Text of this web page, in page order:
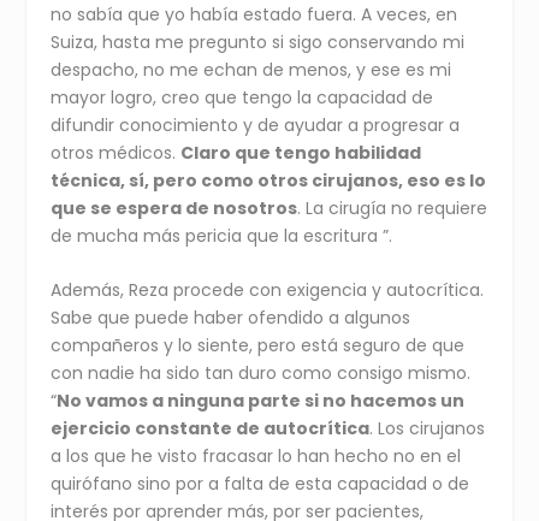
no sabía que yo había estado fuera. A veces, en
Suiza, hasta me pregunto si sigo conservando mi
despacho, no me echan de menos, y ese es mi
mayor logro, creo que tengo la capacidad de
difundir conocimiento y de ayudar a progresar a
otros médicos. Claro que tengo habilidad
técnica, sí, pero como otros cirujanos, eso es lo
que se espera de nosotros. La cirugía no requiere
de mucha más pericia que la escritura ”.
Además, Reza procede con exigencia y autocrítica.
Sabe que puede haber ofendido a algunos
compañeros y lo siente, pero está seguro de que
con nadie ha sido tan duro como consigo mismo.
“No vamos a ninguna parte si no hacemos un
ejercicio constante de autocrítica. Los cirujanos
a los que he visto fracasar lo han hecho no en el
quirófano sino por a falta de esta capacidad o de
interés por aprender más, por ser pacientes,